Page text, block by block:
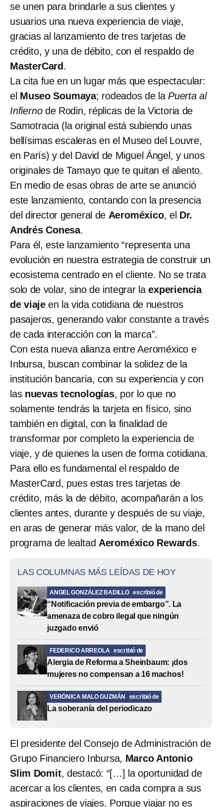
se unen para brindarle a sus clientes y
usuarios una nueva experiencia de viaje,
gracias al lanzamiento de tres tarjetas de
crédito, y una de débito, con el respaldo de
MasterCard .
La cita fue en un lugar más que espectacular:
el Museo Soumaya; rodeados de la Puerta al
Infiernode Rodin, réplicas de la Victoria de
Samotracia (la original está subiendo unas
bellísimas escaleras en el Museo del Louvre,
en París) y del David de Miguel Ángel, y unos
originales de Tamayo que te quitan el aliento.
En medio de esas obras de arte se anunció
este lanzamiento, contando con la presencia
del director general de Aeroméxico, el Dr.
Andrés Conesa.
Para él, este lanzamiento “representa una
evolución en nuestra estrategia de construir un
ecosistema centrado en el cliente. No se trata
solo de volar, sino de integrar laexperiencia
de viaje en la vida cotidiana de nuestros
pasajeros, generando valor constante a través
de cada interacción con la marca”.
Con esta nueva alianza entre Aeroméxico e
Inbursa, buscan combinar la solidez de la
institución bancaria, con su experiencia y con
las nuevas tecnologías, por lo que no
solamente tendrás la tarjeta en físico, sino
también en digital, con la finalidad de
transformar por completo la experiencia de
viaje, y de quienes la usen de forma cotidiana.
Para ello es fundamental el respaldo de
MasterCard, pues estas tres tarjetas de
crédito, más la de débito, acompañarán a los
clientes antes, durante y después de su viaje,
en aras de generar más valor, de la mano del
programa de lealtad Aeroméxico Rewards.
LAS COLUMNAS MÁS LEÍDAS DE HOY
ANGEL GONZÁLEZ BADILLO escribió de
“Notificación previa de embargo”. La
amenaza de cobro ilegal que ningún
juzgado envió
FEDERICO ARREOLA escribió de
Alergia de Reforma a Sheinbaum: ¡dos
mujeres no compensan a 16 machos!
VERÓNICA MALO GUZMÁN escribió de
La soberanía del periodicazo
El presidente del Consejo de Administración de
Grupo Financiero Inbursa, Marco Antonio
Slim Domit, destacó: “[…] la oportunidad de
acercar a los clientes, en cada compra a sus
aspiraciones de viajes. Porque viajar no es